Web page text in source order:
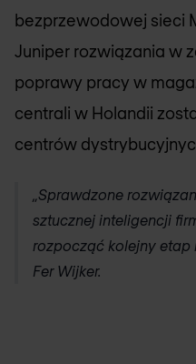
bezprzewodowej sieci
Juniper rozwiązania w
poprawy pracy w
centrali w Holandii
centrów
„Sprawdzone
sztucznej inteligencji
rozpocząć kolejny etap
Fer Wijker.